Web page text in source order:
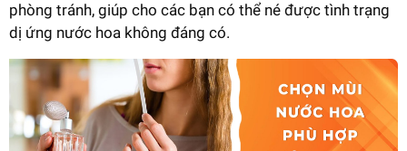
phòng tránh, giúp cho các bạn có thể né được tình trạng
dị ứng nước hoa không đáng có.